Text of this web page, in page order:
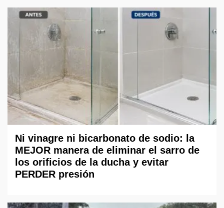
Ni vinagre ni bicarbonato de sodio: la
MEJOR manera de eliminar el sarro de
los orificios de la ducha y evitar
PERDER presión